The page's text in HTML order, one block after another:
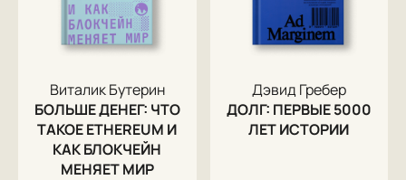
Виталик Бутерин
БОЛЬШЕ ДЕНЕГ: ЧТО
ТАКОЕ ETHEREUM И
КАК БЛОКЧЕЙН
МЕНЯЕТ МИР
Дэвид Гребер
ДОЛГ: ПЕРВЫЕ 5000
ЛЕТ ИСТОРИИ